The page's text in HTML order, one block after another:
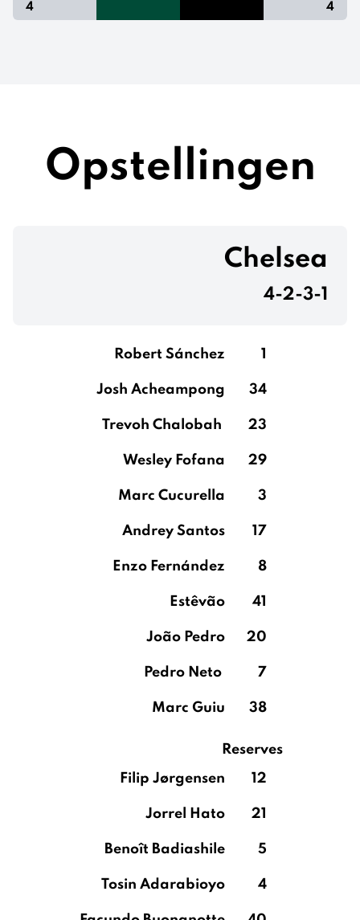
4 4
Opstellingen
Chelsea
4-2-3-1
Robert Sánchez 1
Josh Acheampong 34
Trevoh Chalobah 23
Wesley Fofana 29
Marc Cucurella 3
Andrey Santos 17
Enzo Fernández 8
Estêvão 41
João Pedro 20
Pedro Neto 7
Marc Guiu 38
Reserves
Filip Jørgensen
12
Jorrel Hato 21
Benoît Badiashile 5
Tosin Adarabioyo 4